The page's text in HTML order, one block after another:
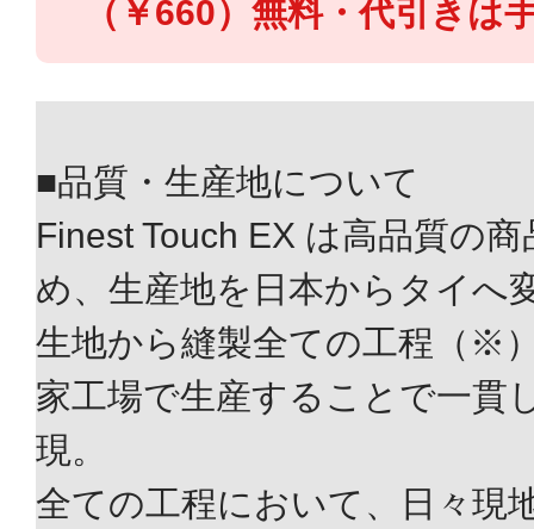
（￥660）無料・代引きは
■品質・生産地について
Finest Touch EX は高品質の
め、生産地を日本からタイへ
生地から縫製全ての工程（※
家工場で生産することで一貫
現。
全ての工程において、日々現